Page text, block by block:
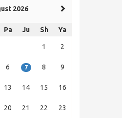
2026
Pa Ju Sh Ya
1 2
6 7 8 9
13 14 15 16
20 21 22 23